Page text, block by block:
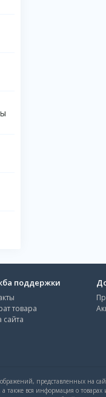
поддержки
товара
сайта
представленных на
также вся информация о